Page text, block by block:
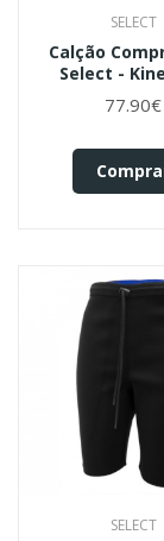
SELECT
Calção
Select -
77.90€
SELECT